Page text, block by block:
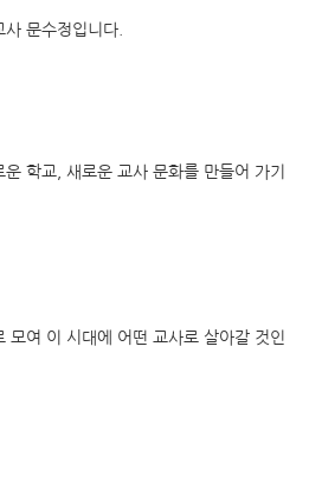
문수정입니다.
학교, 새로운 교사 문화를 만들어 가기
모여 이 시대에 어떤 교사로 살아갈 것인